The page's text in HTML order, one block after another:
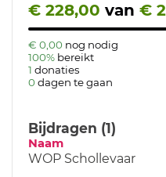
€ 228,00 van €
€ 0,00 nog nodig
100% bereikt
1 donaties
0 dagen te gaan
Bijdragen (1)
Naam
WOP Schollevaar